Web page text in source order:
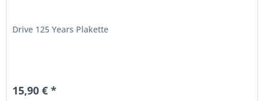
Drive 125 Years Plakette
15,90 € *